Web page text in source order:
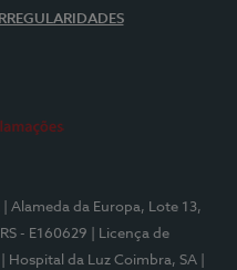
| Alameda da Europa, Lote 13,
- E160629
| Licença de
| Hospital da Luz Coimbra, SA